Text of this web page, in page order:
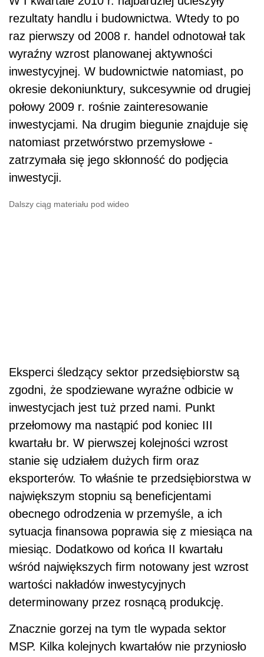
rezultaty handlu i budownictwa. Wtedy to po
raz pierwszy od 2008 r. handel odnotował tak
wyraźny wzrost planowanej aktywności
inwestycyjnej. W budownictwie natomiast, po
okresie dekoniunktury, sukcesywnie od drugiej
połowy 2009 r. rośnie zainteresowanie
inwestycjami. Na drugim biegunie znajduje się
natomiast przetwórstwo przemysłowe -
zatrzymała się jego skłonność do podjęcia
inwestycji.
Dalszy ciąg materiału pod wideo
Eksperci śledzący sektor przedsiębiorstw są
zgodni, że spodziewane wyraźne odbicie w
inwestycjach jest tuż przed nami. Punkt
przełomowy ma nastąpić pod koniec III
kwartału br. W pierwszej kolejności wzrost
stanie się udziałem dużych firm oraz
eksporterów. To właśnie te przedsiębiorstwa w
największym stopniu są beneficjentami
obecnego odrodzenia w przemyśle, a ich
sytuacja finansowa poprawia się z miesiąca na
miesiąc. Dodatkowo od końca II kwartału
wśród największych firm notowany jest wzrost
wartości nakładów inwestycyjnych
determinowany przez rosnącą produkcję.
Znacznie gorzej na tym tle wypada sektor
MSP. Kilka kolejnych kwartałów nie przyniosło